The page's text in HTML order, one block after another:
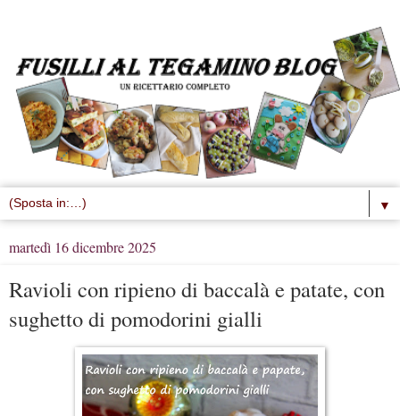
▼
martedì 16 dicembre 2025
Ravioli con ripieno di baccalà e patate, con
sughetto di pomodorini gialli